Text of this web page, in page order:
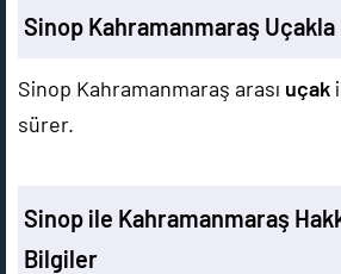
Sinop Kahramanmaraş Uçakla
Sinop Kahramanmaraş arası uçak
sürer.
Sinop ile Kahramanmaraş
Bilgiler